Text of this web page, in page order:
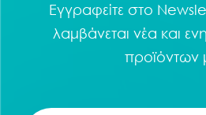
Εγγραφείτε στο
λαμβάνεται νέα και
προϊόντων